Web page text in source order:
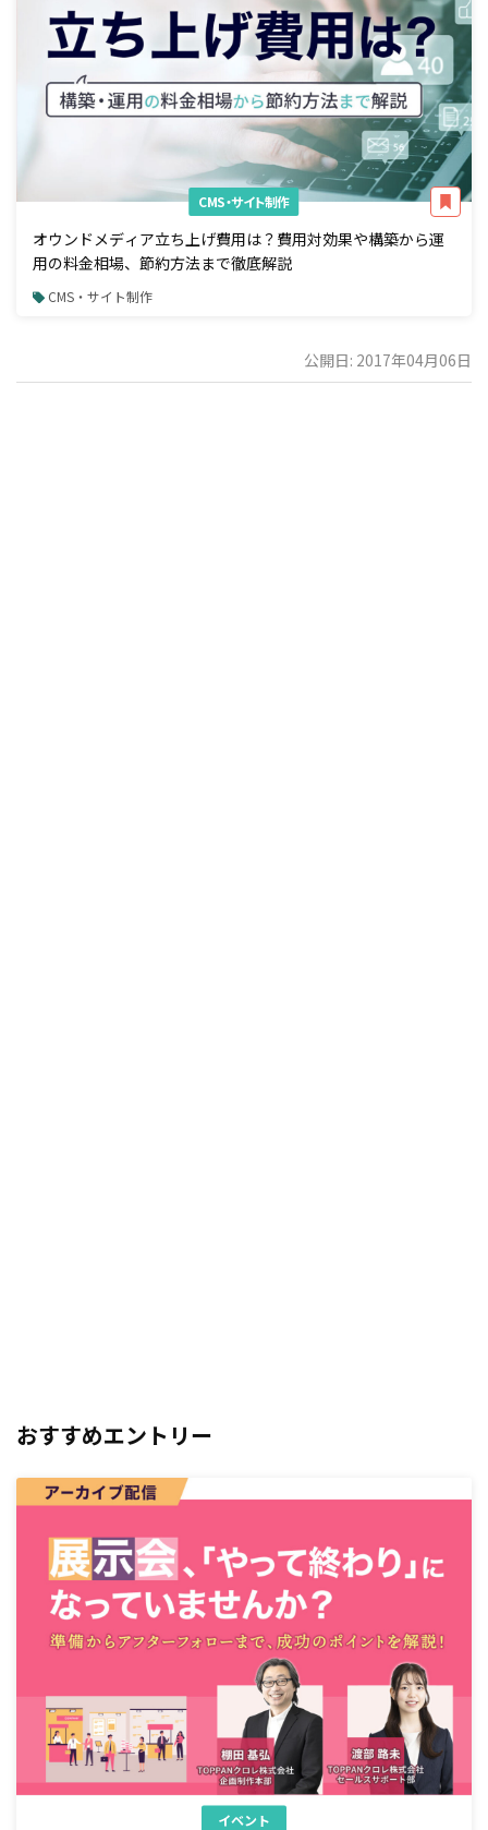
CMS・サイト制作
オウンドメディア立ち上げ費用は？費用対効果や構築から運
用の料金相場、節約方法まで徹底解説
CMS・サイト制作
公開日: 2017年04月06日
おすすめエントリー
イベント